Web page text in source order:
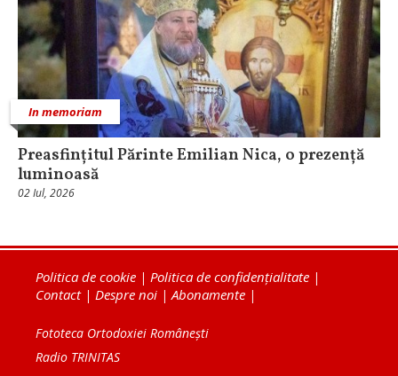
In memoriam
Preasfințitul Părinte Emilian Nica, o prezență
luminoasă
02 Iul, 2026
Politica de cookie | Politica de confidențialitate |
Contact| Despre noi | Abonamente |
Fototeca Ortodoxiei Românești
Radio TRINITAS